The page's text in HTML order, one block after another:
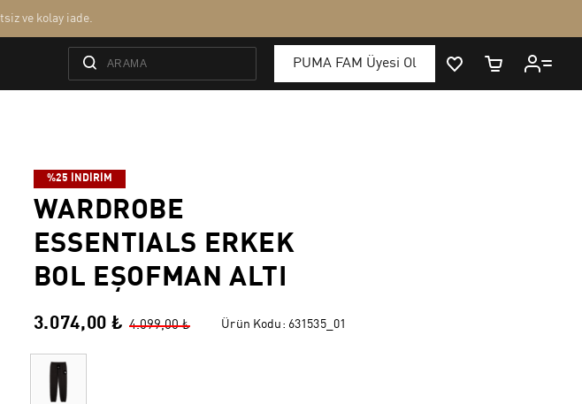
%25 İNDİRİM
WARDROBE
ESSENTIALS ERKEK
BOL EŞOFMAN ALTI
3.074,00 ₺ 4.099,00 ₺ Ürün Kodu: 631535_01